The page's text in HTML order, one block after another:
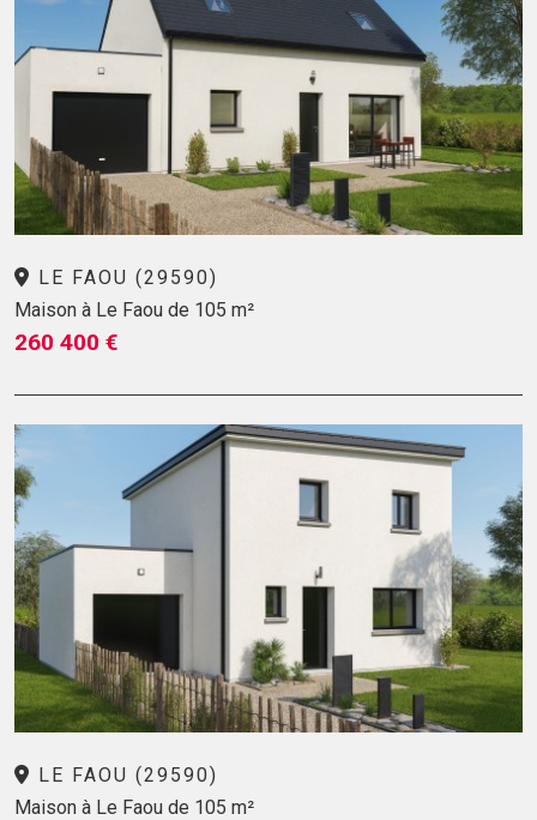
LE FAOU (29590)
Maison à Le Faou de 105 m²
260 400 €
LE FAOU (29590)
Maison à Le Faou de 105 m²